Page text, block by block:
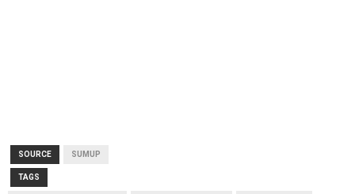
SOURCE SUMUP
TAGS